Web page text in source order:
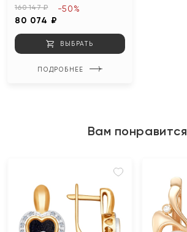
160 147 ₽
80 074 ₽
-50%
ВЫБРАТЬ
ПОДРОБНЕЕ
Вам понравится